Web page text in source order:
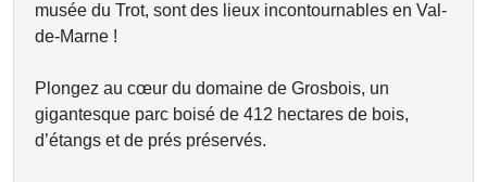
musée du Trot, sont des lieux incontournables en Val-
de-Marne !
Plongez au cœur du domaine de Grosbois, un
gigantesque parc boisé de 412 hectares de bois,
d’étangs et de prés préservés.